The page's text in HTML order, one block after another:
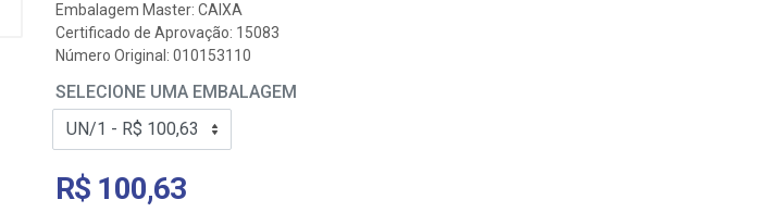
Embalagem Master: CAIXA
Certificado de Aprovação: 15083
Número Original: 010153110
SELECIONE UMA EMBALAGEM
R$ 100,63